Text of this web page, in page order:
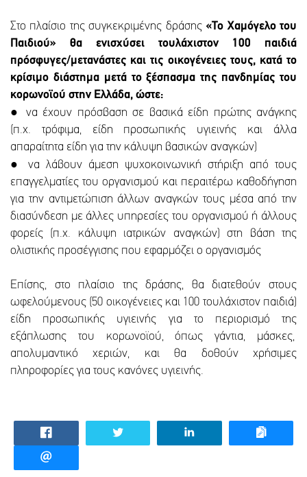
Στο πλαίσιο της συγκεκριμένης δράσης «Το Χαμόγελο του
Παιδιού» θα ενισχύσει τουλάχιστον 100 παιδιά
πρόσφυγες/μετανάστες και τις οικογένειες τους, κατά το
κρίσιμο διάστημα μετά το ξέσπασμα της πανδημίας του
κορωνoϊού στην Ελλάδα, ώστε:
● να έχουν πρόσβαση σε βασικά είδη πρώτης ανάγκης
(π.χ. τρόφιμα, είδη προσωπικής υγιεινής και άλλα
απαραίτητα είδη για την κάλυψη βασικών αναγκών)
● να λάβουν άμεση ψυχοκοινωνική στήριξη από τους
επαγγελματίες του οργανισμού και περαιτέρω καθοδήγηση
για την αντιμετώπιση άλλων αναγκών τους μέσα από την
διασύνδεση με άλλες υπηρεσίες του οργανισμού ή άλλους
φορείς (π.χ. κάλυψη ιατρικών αναγκών) στη βάση της
ολιστικής προσέγγισης που εφαρμόζει ο οργανισμός
Επίσης, στο πλαίσιο της δράσης, θα διατεθούν στους
ωφελούμενους (50 οικογένειες και 100 τουλάχιστον παιδιά)
είδη προσωπικής υγιεινής για το περιορισμό της
εξάπλωσης του κορωνοϊού, όπως γάντια, μάσκες,
απολυμαντικό χεριών, και θα δοθούν χρήσιμες
πληροφορίες για τους κανόνες υγιεινής.